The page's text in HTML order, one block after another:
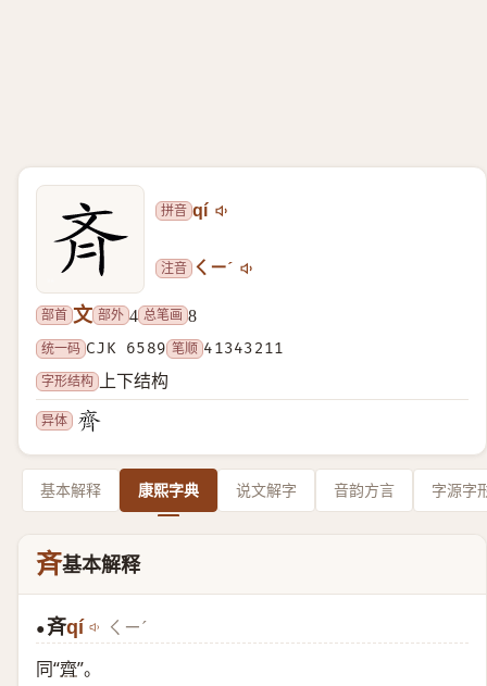
拼音 qí
注音 ㄑㄧˊ
部首 文 部外 4 总笔画 8
统一码 CJK 6589 笔顺 41343211
字形结构
上下结构
异体
基本解释 康熙字典 说文解字 音韵方言 字源字
斉基本解释
●斉qí ㄑㄧˊ
同“齊”。